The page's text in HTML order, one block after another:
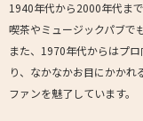
1940年代から2000年代ま
喫茶やミュージックパブで
また、1970年代からはプ
り、なかなかお目にかか
ファンを魅了しています。